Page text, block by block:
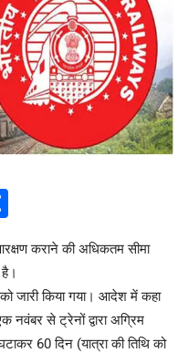
कराने की अधिकतम सीमा
जारी किया गया। आदेश में कहा
नवंबर से ट्रेनों द्वारा अग्रिम
60 दिन (यात्रा की तिथि को